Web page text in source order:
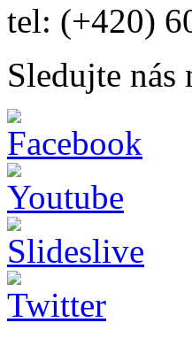
tel: (+420)
Sledujte nás